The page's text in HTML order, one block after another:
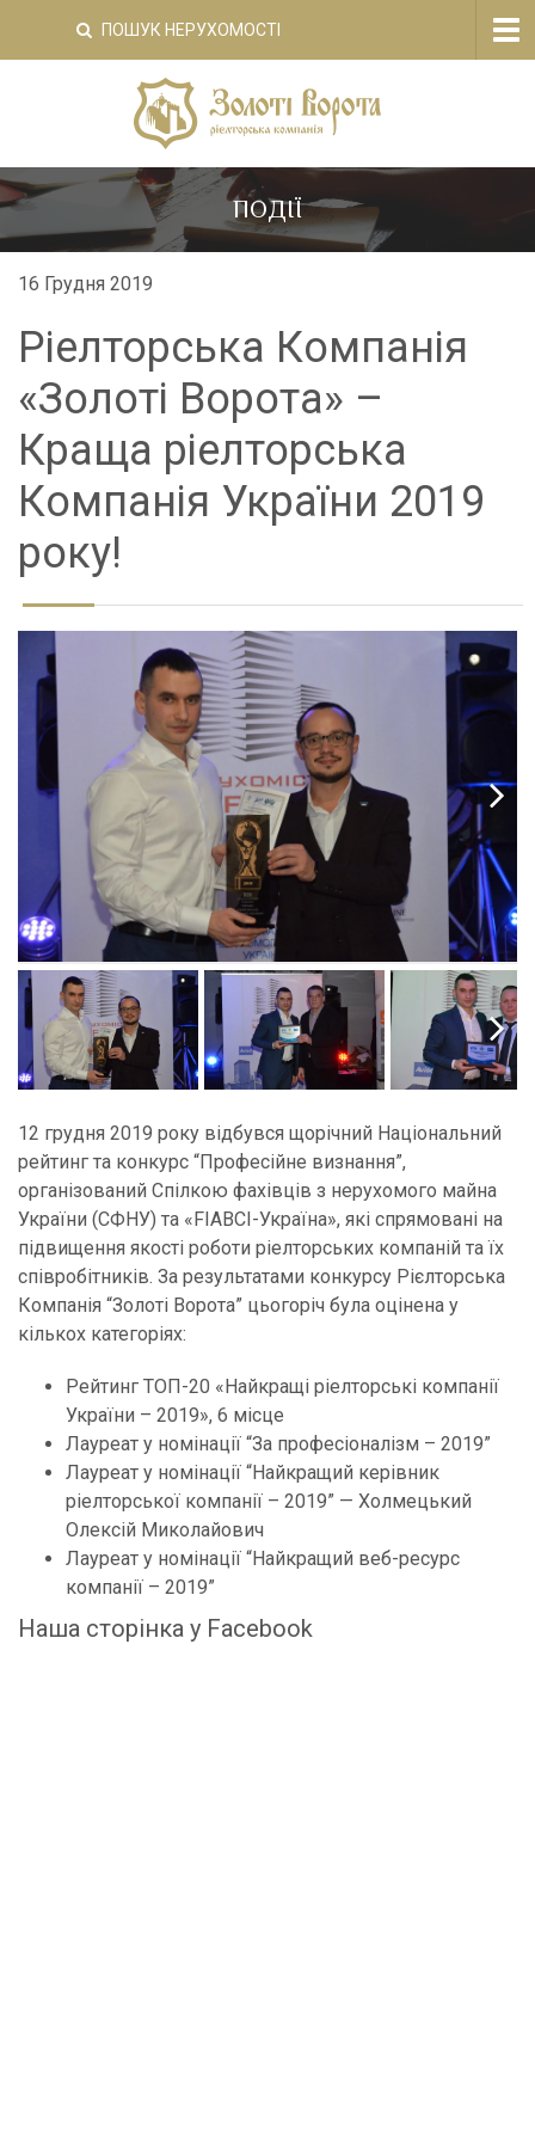
ПОШУК НЕРУХОМОСТІ
ПОДІЇ
16 Грудня 2019
Ріелторська Компанія
«Золоті Ворота» –
Краща ріелторська
Компанія України 2019
року!
12 грудня 2019 року відбувся щорічний Національний
рейтинг та конкурс “Професійне визнання”,
організований Спілкою фахівців з нерухомого майна
України (СФНУ) та «FIABCI-Україна», які спрямовані на
підвищення якості роботи ріелторських компаній та їх
співробітників. За результатами конкурсу Рієлторська
Компанія “Золоті Ворота” цьогоріч була оцінена у
кількох категоріях:
Рейтинг ТОП-20 «Найкращі ріелторські компанії
України – 2019», 6 місце
Лауреат у номінації “За професіоналізм – 2019”
Лауреат у номінації “Найкращий керівник
ріелторської компанії – 2019” — Холмецький
Олексій Миколайович
Лауреат у номінації “Найкращий веб-ресурс
компанії – 2019”
Наша сторінка у Facebook